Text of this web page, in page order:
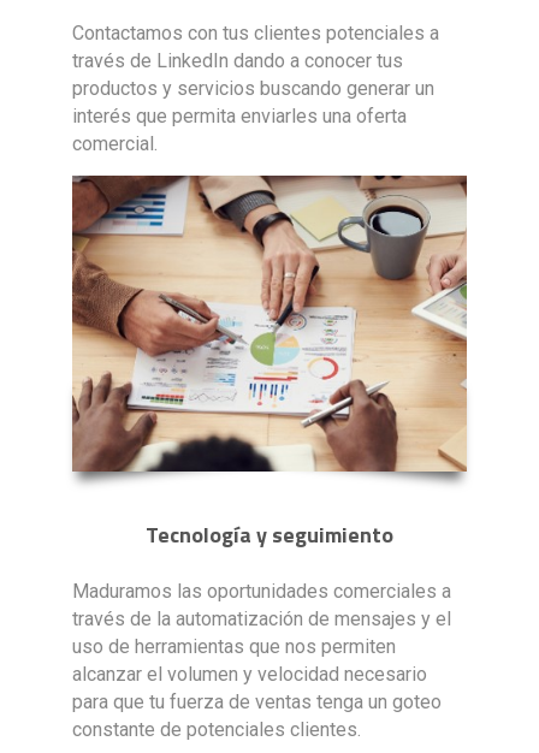
Contactamos con tus clientes potenciales a
través de LinkedIn dando a conocer tus
productos y servicios buscando generar un
interés que permita enviarles una oferta
comercial.
Tecnología y seguimiento
Maduramos las oportunidades comerciales a
través de la automatización de mensajes y el
uso de herramientas que nos permiten
alcanzar el volumen y velocidad necesario
para que tu fuerza de ventas tenga un goteo
constante de potenciales clientes.